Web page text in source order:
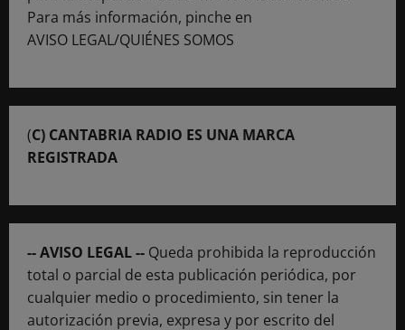
Para más información, pinche en
AVISO LEGAL/QUIÉNES SOMOS
(C) CANTABRIA RADIO ES UNA MARCA
REGISTRADA
-- AVISO LEGAL -- Queda prohibida la reproducción
total o parcial de esta publicación periódica, por
cualquier medio o procedimiento, sin tener la
autorización previa, expresa y por escrito del